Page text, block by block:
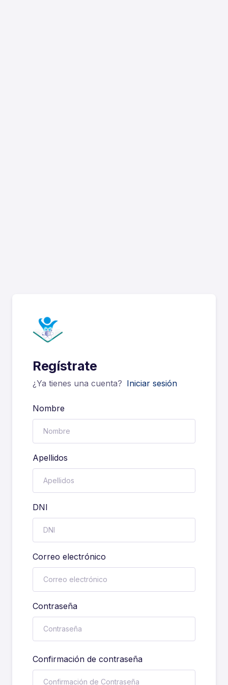
Regístrate
¿Ya tienes una cuenta? Iniciar sesión
Nombre
Apellidos
DNI
Correo electrónico
Contraseña
Confirmación de contraseña